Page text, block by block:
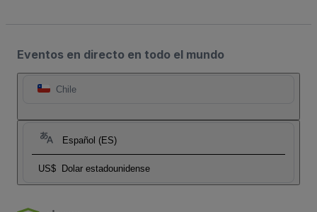
Eventos en directo en todo el mundo
Chile
Español (ES)
US$ Dolar estadounidense